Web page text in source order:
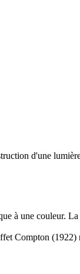
d'une
à une couleur.
Compton (1922)